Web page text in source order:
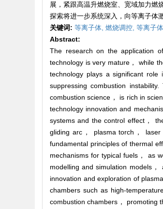
展，紧跟高温升燃烧室、宽域加力燃
探索将进一步系统深入，向等离子体
关键词: 等离子体, 燃烧调控, 等离子
Abstract:
The research on the application
technology is very mature， while
technology plays a significant
suppressing combustion
combustion science， is rich in
technology innovation and
systems and the control effect，
gliding arc， plasma torch， laser
fundamental principles of thermal
mechanisms for typical fuels， as
modelling and simulation models
innovation and exploration of
chambers such as high-
combustion chambers， promoting